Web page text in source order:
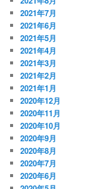
2021年7月
2021年6月
2021年5月
2021年4月
2021年3月
2021年2月
2021年1月
2020年12月
2020年11月
2020年10月
2020年9月
2020年8月
2020年7月
2020年6月